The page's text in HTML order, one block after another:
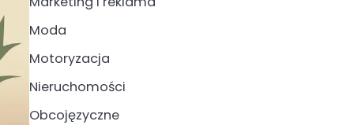
Moda
Motoryzacja
Nieruchomości
Obcojęzyczne